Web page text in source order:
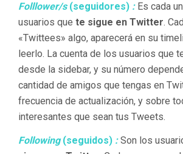
Folllower/s(seguidores) :Es cada
usuarios que te sigue en Twitter.
«Twittees» algo, aparecerá en su
leerlo. La cuenta de los usuarios que
desde la sidebar, y su número
cantidad de amigos que tengas en
frecuencia de actualización, y sobre
interesantes que sean tus Tweets.
Following(seguidos) :Son los